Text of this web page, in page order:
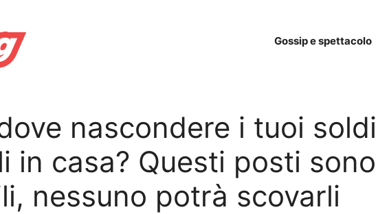
Gossip e spettacolo
nascondere i tuoi soldi
in casa? Questi posti sono
nessuno potrà scovarli